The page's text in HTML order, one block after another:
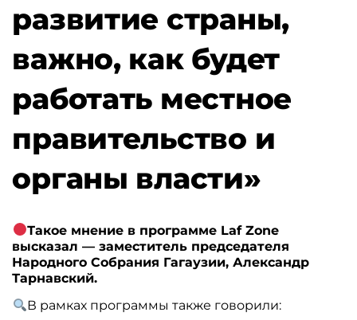
развитие страны,
важно, как будет
работать местное
правительство и
органы власти»
Такое мнение в программе Laf Zone
высказал — заместитель председателя
Народного Собрания Гагаузии, Александр
Тарнавский.
В рамках программы также говорили: